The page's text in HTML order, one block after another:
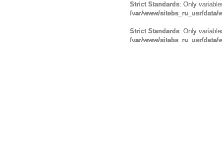
Strict Standards: Only
/var/www/sitebs_ru_usr/
Strict Standards: Only
/var/www/sitebs_ru_usr/